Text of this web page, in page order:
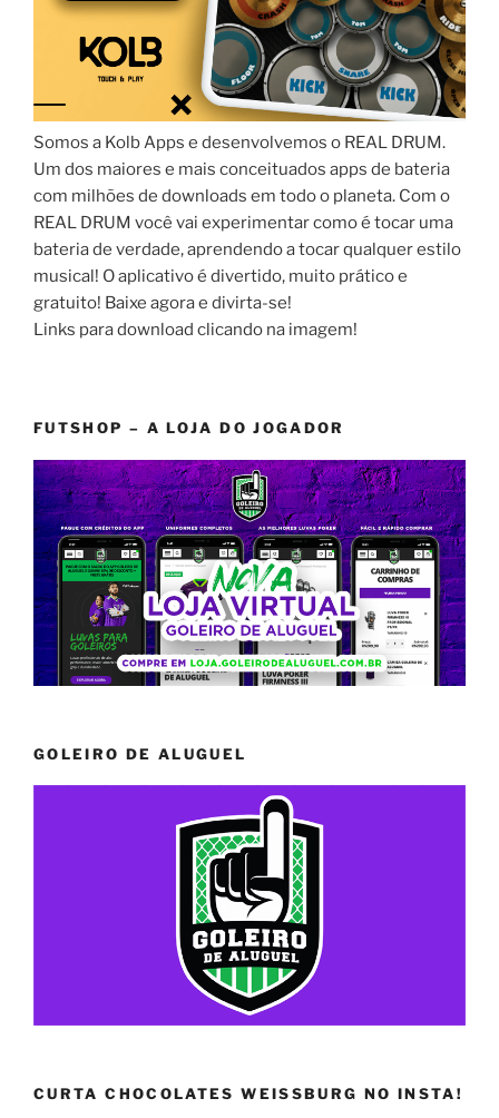
Somos a Kolb Apps e desenvolvemos o REAL DRUM.
Um dos maiores e mais conceituados apps de bateria
com milhões de downloads em todo o planeta. Com o
REAL DRUM você vai experimentar como é tocar uma
bateria de verdade, aprendendo a tocar qualquer estilo
musical! O aplicativo é divertido, muito prático e
gratuito! Baixe agora e divirta-se!
Links para download clicando na imagem!
FUTSHOP – A LOJA DO JOGADOR
GOLEIRO DE ALUGUEL
CURTA CHOCOLATES WEISSBURG NO INSTA!